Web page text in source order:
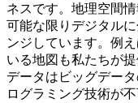
ネスです。地理空間
可能な限りデジタル
ンジしています。例
いる地図も私たちが
データはビッグデー
ログラミング技術が不